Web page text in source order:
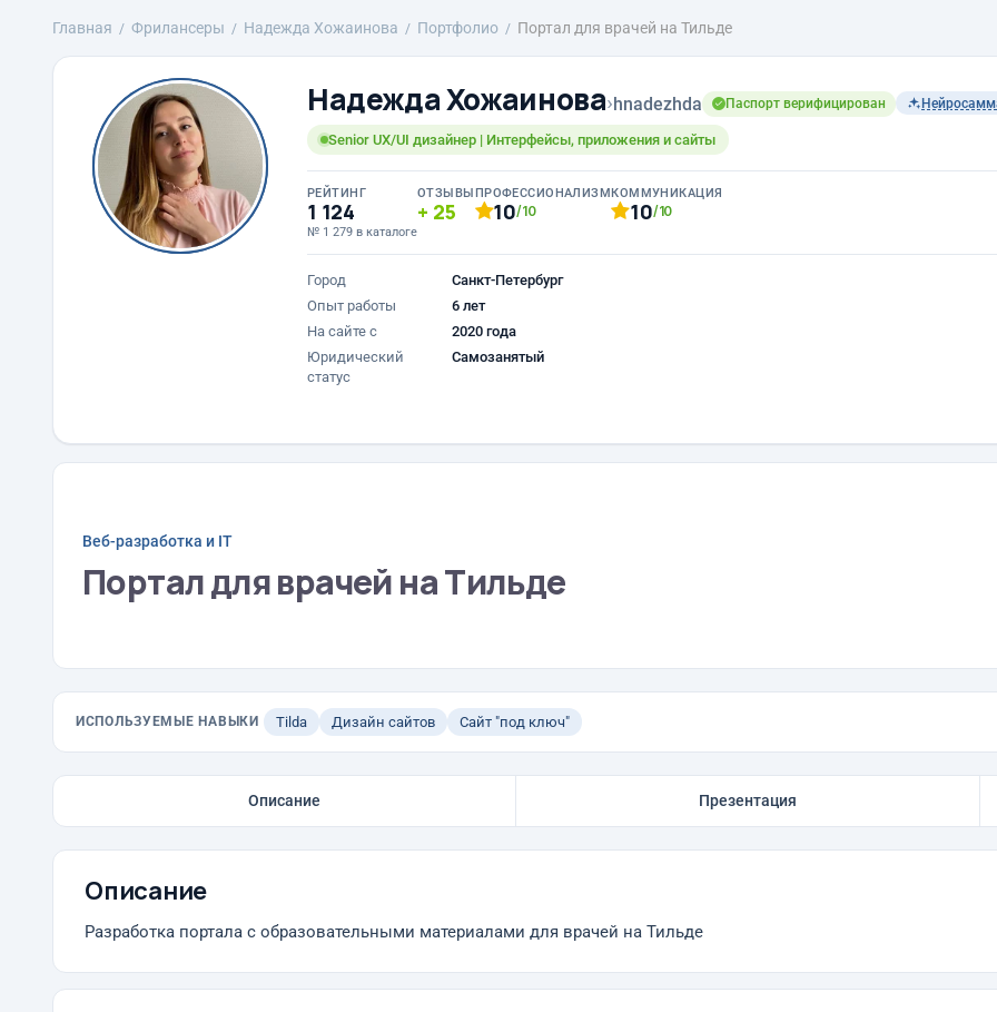
Главная Фрилансеры Надежда Хожаинова Портфолио Портал для врачей на Тильде
Надежда Хожаинова›hnadezhda Паспорт верифицирован
Senior UX/UI дизайнер | Интерфейсы, приложения и сайты
РЕЙТИНГ
1 124
№ 1 279 в каталоге
ОТЗЫВЫ
25
ПРОФЕССИОНАЛИЗМ
10/10
КОММУНИКАЦИЯ
10/10
Город
Санкт-Петербург
Опыт работы
6 лет
На сайте с
2020 года
Юридический
статус
Самозанятый
Веб-разработка и IT
Портал для врачей на Тильде
ИСПОЛЬЗУЕМЫЕ НАВЫКИ Tilda Дизайн сайтов Сайт "под ключ"
Описание Презентация
Описание
Разработка портала с образовательными материалами для врачей на Тильде